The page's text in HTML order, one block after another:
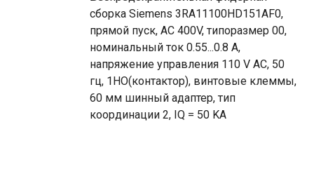
сборка Siemens 3RA11100HD151AF0,
прямой пуск, AC 400V, типоразмер 00,
номинальный ток 0.55...0.8 A,
напряжение управления 110 V AC, 50
гц, 1НО(контактор), винтовые клеммы,
60 мм шинный адаптер, тип
координации 2, IQ = 50 KA